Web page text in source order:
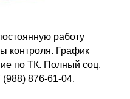
работу
контроля. График
по ТК. Полный соц.
(988) 876-61-04.